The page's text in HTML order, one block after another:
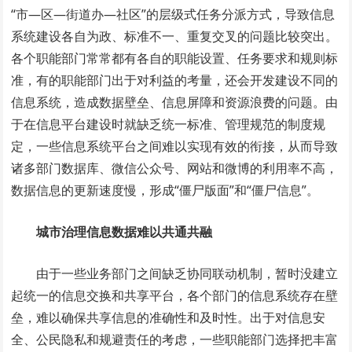
“市—区—街道办—社区”的层级式任务分派方式，导致信息
系统建设各自为政、标准不一、重复交叉的问题比较突出。
各个职能部门常常都有各自的职能设置、任务要求和规则标
准，有的职能部门出于对利益的考量，还会开发建设不同的
信息系统，造成数据壁垒、信息屏障和资源浪费的问题。由
于在信息平台建设时就缺乏统一标准、管理规范的制度规
定，一些信息系统平台之间难以实现有效的衔接，从而导致
诸多部门数据库、微信公众号、网站和微博的利用率不高，
数据信息的更新速度慢，形成“僵尸版面”和“僵尸信息”。
城市治理信息数据难以共通共融
由于一些业务部门之间缺乏协同联动机制，暂时没建立
起统一的信息交换和共享平台，各个部门的信息系统存在壁
垒，难以确保共享信息的准确性和及时性。出于对信息安
全、公民隐私和规避责任的考虑，一些职能部门选择把丰富